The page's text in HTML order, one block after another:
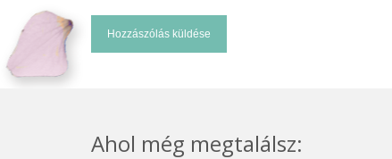
Ahol még megtalálsz: